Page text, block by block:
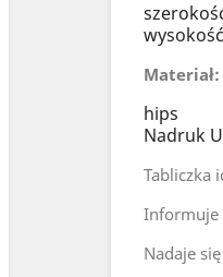
Materiał:
hips
Nadruk
Tabliczka
Informuje
Nadaje